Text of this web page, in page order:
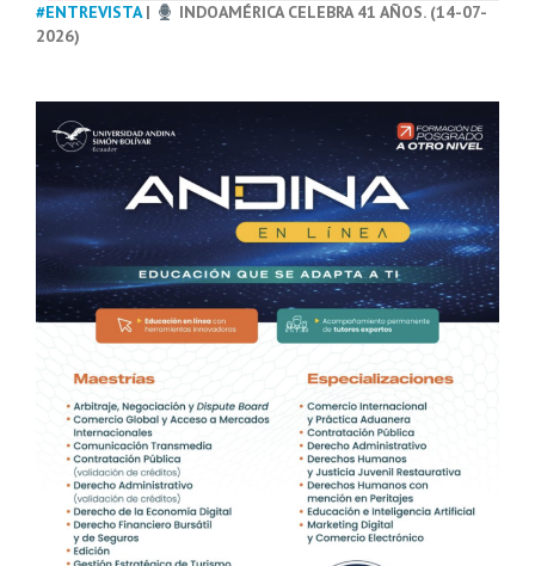
#ENTREVISTA|
INDOAMÉRICA CELEBRA 41 AÑOS. (14-07-
2026)